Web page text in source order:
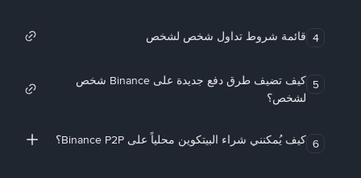
4 قائمة شروط تداول شخص لشخص
5
كيف تضيف طرق دفع جديدة على Binance شخص
لشخص؟
6 كيف يُمكنني شراء البيتكوين محلياً على Binance P2P؟